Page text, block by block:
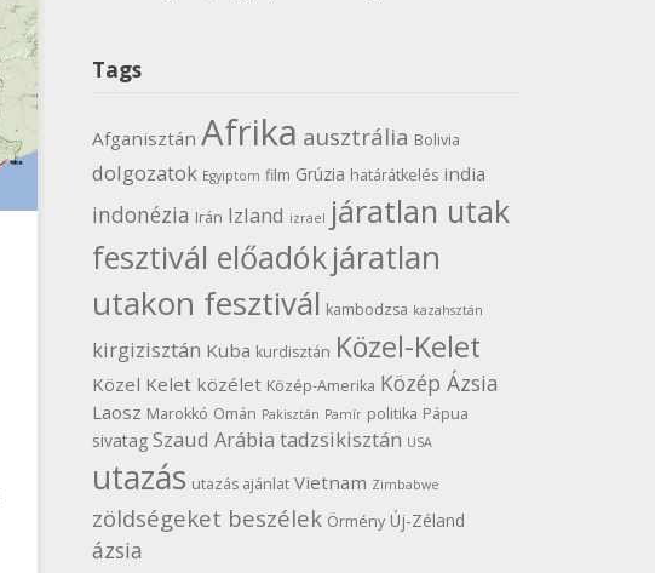
Tags
Afganisztán Afrika ausztrália Bolivia
dolgozatok Egyiptom film Grúzia határátkelés india
indonézia Irán Izland izrael járatlan utak
fesztivál előadókjáratlan
utakon fesztivál kambodzsa kazahsztán
kirgizisztán Kuba kurdisztán Közel-Kelet
Közel Kelet közélet Közép-Amerika Közép Ázsia
Laosz Marokkó Omán Pakisztán Pamír politika Pápua
sivatag Szaud Arábia tadzsikisztán USA
utazás utazás ajánlat Vietnam Zimbabwe
zöldségeket beszélek Örmény Új-Zéland
ázsia